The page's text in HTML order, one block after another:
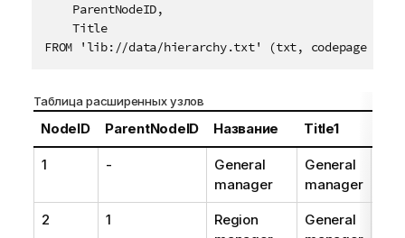
    ParentNodeID,
    Title
FROM 'lib://data/hierarchy.txt' (txt, codepage is
Таблица расширенных узлов
NodeID ParentNodeID Название Title1
1 -
General
manager
General
manager
2 1
Region
General